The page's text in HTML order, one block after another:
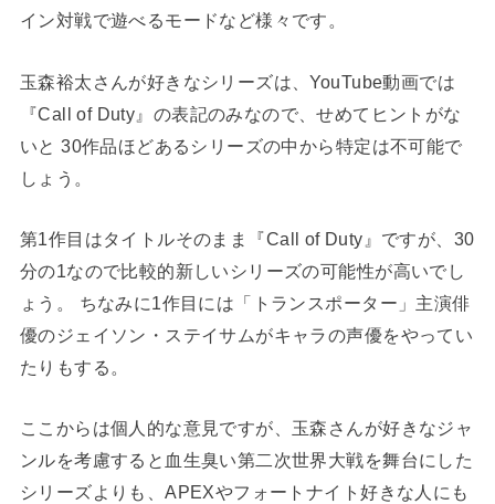
イン対戦で遊べるモードなど様々です。
玉森裕太さんが好きなシリーズは、YouTube動画では
『Call of Duty』 の表記のみなので、せめてヒントがな
いと 30作品ほどあるシリーズの中から特定は不可能で
しょう。
第1作目はタイトルそのまま『Call of Duty』 ですが、30
分の1なので比較的新しいシリーズの可能性が高いでし
ょう。 ちなみに1作目には「トランスポーター」主演俳
優のジェイソン・ステイサムがキャラの声優をやってい
たりもする。
ここからは個人的な意見ですが、玉森さんが好きなジャ
ンルを考慮すると血生臭い第二次世界大戦を舞台にした
シリーズよりも、APEXやフォートナイト好きな人にも